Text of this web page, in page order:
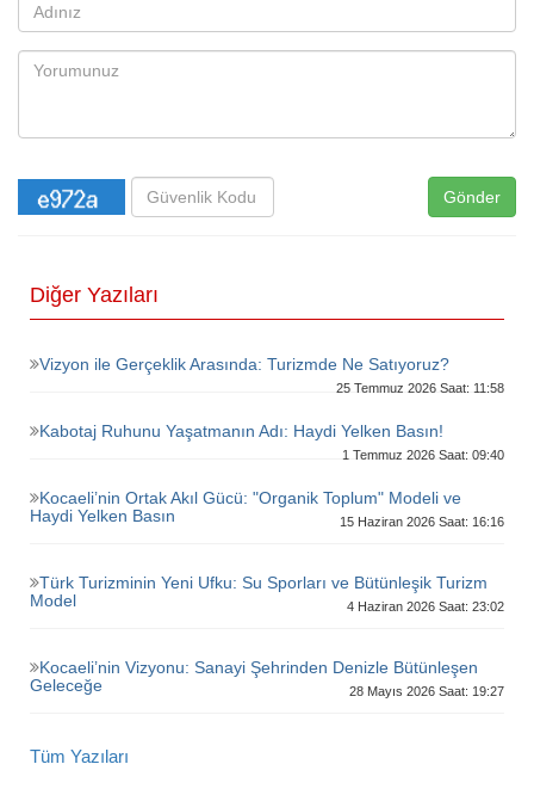
Gönder
Diğer Yazıları
Vizyon ile Gerçeklik Arasında: Turizmde Ne Satıyoruz?
25 Temmuz 2026 Saat: 11:58
Kabotaj Ruhunu Yaşatmanın Adı: Haydi Yelken Basın!
1 Temmuz 2026 Saat: 09:40
Kocaeli’nin Ortak Akıl Gücü: "Organik Toplum" Modeli ve
Haydi Yelken Basın
15 Haziran 2026 Saat: 16:16
Türk Turizminin Yeni Ufku: Su Sporları ve Bütünleşik Turizm
Model
4 Haziran 2026 Saat: 23:02
Kocaeli’nin Vizyonu: Sanayi Şehrinden Denizle Bütünleşen
Geleceğe
28 Mayıs 2026 Saat: 19:27
Tüm Yazıları